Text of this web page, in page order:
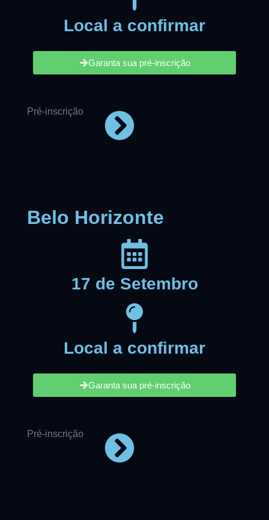
Local a confirmar
Garanta sua pré-inscrição
Pré-inscrição
Belo Horizonte
17 de Setembro
Local a confirmar
Garanta sua pré-inscrição
Pré-inscrição